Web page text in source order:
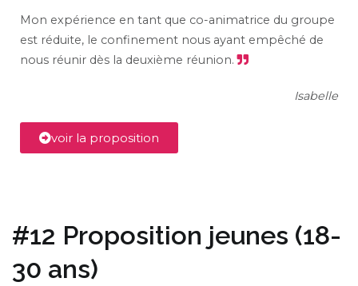
Mon expérience en tant que co-animatrice du groupe
est réduite, le confinement nous ayant empêché de
nous réunir dès la deuxième réunion.
Isabelle
voir la proposition
#12 Proposition jeunes (18-
30 ans)